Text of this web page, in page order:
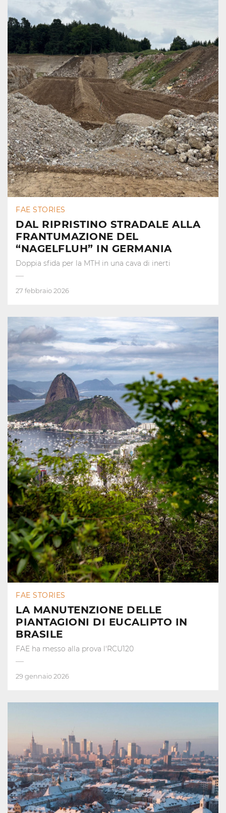
FAE STORIES
DAL RIPRISTINO STRADALE ALLA
FRANTUMAZIONE DEL
“NAGELFLUH” IN GERMANIA
Doppia sfida per la MTH in una cava di inerti
27 febbraio 2026
FAE STORIES
LA MANUTENZIONE DELLE
PIANTAGIONI DI EUCALIPTO IN
BRASILE
FAE ha messo alla prova l'RCU120
29 gennaio 2026